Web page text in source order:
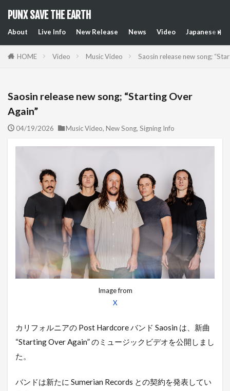
PUNX SAVE THE EARTH
About Live Info New Release News Video Japanese
HOME Video Music Video Saosin release new song;
Saosin release new song; “Starting Over
Again”
04/19/2026 Music Video, New Song, Signing Info
Image from
X
カリフォルニアの Post Hardcore バンド Saosin は、新曲
“Starting Over Again” のミュージックビデオを公開しまし
た。
バンドは新たに Sumerian Records との契約を発表してい